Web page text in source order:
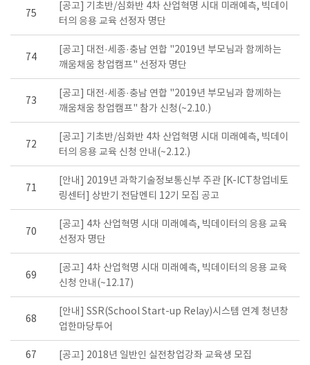
75
[공고] 기초반/심화반 4차 산업혁명 시대 미래예측, 빅데이
터의 응용 교육 선정자 명단
74
[공고] 대전·세종·충남 연합 "2019년 부모님과 함께하는
깨움채움 창업캠프" 선정자 명단
73
[공고] 대전·세종·충남 연합 "2019년 부모님과 함께하는
깨움채움 창업캠프" 참가 신청(~2.10.)
72
[공고] 기초반/심화반 4차 산업혁명 시대 미래예측, 빅데이
터의 응용 교육 신청 안내(~2.12.)
71
[안내] 2019년 과학기술정보통신부 주관 [K-ICT창업네토
링센터] 상반기 전담멘티 12기 모집 공고
70
[공고] 4차 산업혁명 시대 미래예측, 빅데이터의 응용 교육
선정자 명단
69
[공고] 4차 산업혁명 시대 미래예측, 빅데이터의 응용 교육
신청 안내(~12.17)
68
[안내] SSR(School Start-up Relay)시스템 연계 청년창
업한마당투어
67 [공고] 2018년 일반인 실전창업강좌 교육생 모집